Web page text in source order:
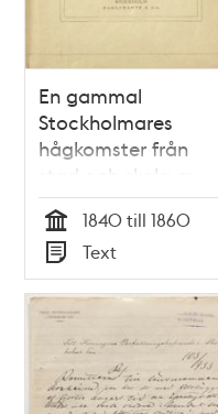
En gammal
Stockholmares
hågkomster från
stad och skola av
Olof Arvid
Stridsberg
Tid
1840 till 1860
Typ
Text